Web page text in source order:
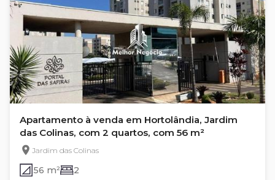
Apartamento à venda em Hortolândia, Jardim
das Colinas, com 2 quartos, com 56 m²
Jardim das Colinas
56 m² 2